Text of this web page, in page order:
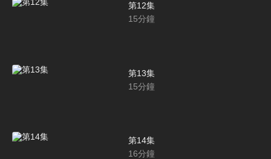
第12集
15分鐘
第13集
15分鐘
第14集
16分鐘